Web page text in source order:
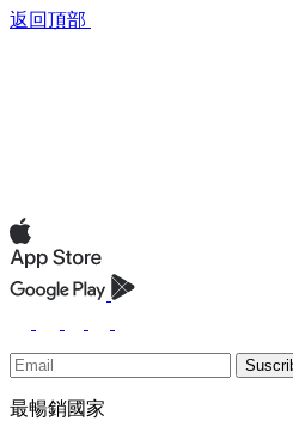
返回頂部
最暢銷國家